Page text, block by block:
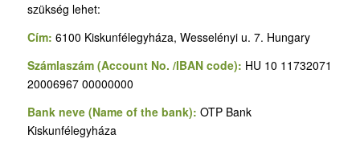
szükség lehet:
Cím: 6100 Kiskunfélegyháza, Wesselényi u. 7. Hungary
Számlaszám (Account No. /IBAN code): HU 10 11732071
20006967 00000000
Bank neve (Name of the bank): OTP Bank
Kiskunfélegyháza